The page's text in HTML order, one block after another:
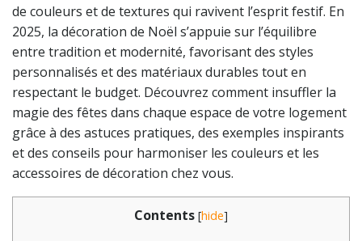
de couleurs et de textures qui ravivent l’esprit festif. En
2025, la décoration de Noël s’appuie sur l’équilibre
entre tradition et modernité, favorisant des styles
personnalisés et des matériaux durables tout en
respectant le budget. Découvrez comment insuffler la
magie des fêtes dans chaque espace de votre logement
grâce à des astuces pratiques, des exemples inspirants
et des conseils pour harmoniser les couleurs et les
accessoires de décoration chez vous.
Contents [hide]